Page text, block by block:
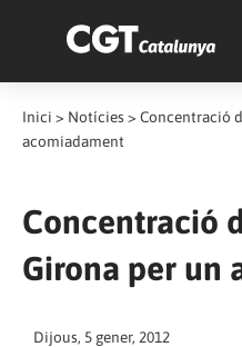
Inici > Notícies > Concentració
acomiadament
Concentració
Girona per un
Dijous, 5 gener, 2012